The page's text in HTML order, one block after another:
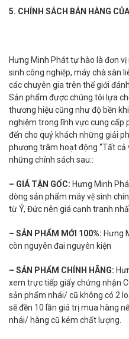
5. CHÍNH SÁCH BÁN HÀNG
Hưng Minh Phát tự hào là đơn
sinh công nghiệp, máy chà sàn
các chuyên gia trên thế giới
Sản phẩm được chúng tôi lựa
thương hiệu cũng như độ bền
nghiệm trong lĩnh vực cung cấp
đến cho quý khách những giải
phương trâm hoạt động “Tất cả
những chính sách sau::
– GIÁ TẬN GỐC: Hưng Minh
dòng sản phẩm máy vệ sinh
từ Ý, Đức nên giá cạnh tranh
– SẢN PHẨM MỚI 100%: Hưng
còn nguyên đai nguyên kiện
– SẢN PHẨM CHÍNH HÃNG:
xem trực tiếp giấy chứng nhận
sản phẩm nhái/ cũ không có 2
sẽ đền 10 lần giá trị mua hàng
nhái/ hàng cũ kém chất lượng.